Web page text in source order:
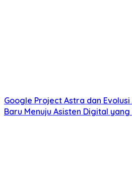
Google Project Astra dan
Baru Menuju Asisten Digital